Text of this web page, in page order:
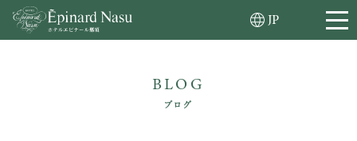
JP
BLOG
ブログ